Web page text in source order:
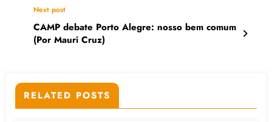
Next post
CAMP debate Porto Alegre: nosso bem comum
(Por Mauri Cruz)
RELATED POSTS